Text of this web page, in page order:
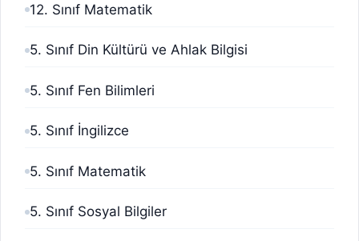
12. Sınıf Matematik
5. Sınıf Din Kültürü ve Ahlak Bilgisi
5. Sınıf Fen Bilimleri
5. Sınıf İngilizce
5. Sınıf Matematik
5. Sınıf Sosyal Bilgiler